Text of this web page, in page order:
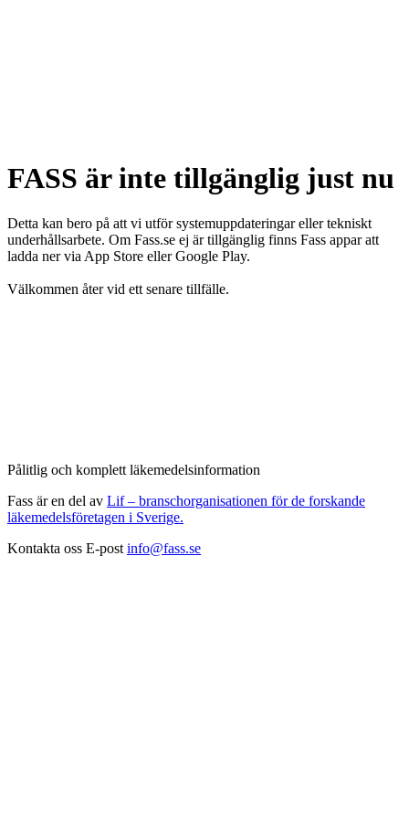
FASS är inte tillgänglig just nu
Detta kan bero på att vi utför systemuppdateringar eller tekniskt
underhållsarbete. Om Fass.se ej är tillgänglig finns Fass appar att
ladda ner via App Store eller Google Play.
Välkommen åter vid ett senare tillfälle.
Pålitlig och komplett läkemedelsinformation
Fass är en del av Lif – branschorganisationen för de forskande
läkemedelsföretagen i Sverige.
Kontakta oss E-post info@fass.se